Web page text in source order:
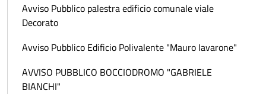
Avviso Pubblico palestra edificio comunale viale
Decorato
Avviso Pubblico Edificio Polivalente "Mauro Iavarone"
AVVISO PUBBLICO BOCCIODROMO "GABRIELE
BIANCHI"